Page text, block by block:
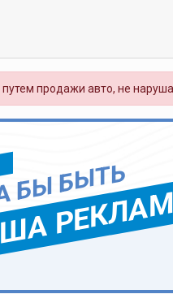
продажи авто, не
БЫ БЫТЬ